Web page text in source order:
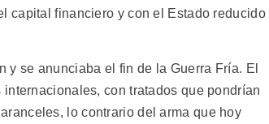
capital financiero y con el Estado reducido
se anunciaba el fin de la Guerra Fría. El
con tratados que pondrían
lo contrario del arma que hoy